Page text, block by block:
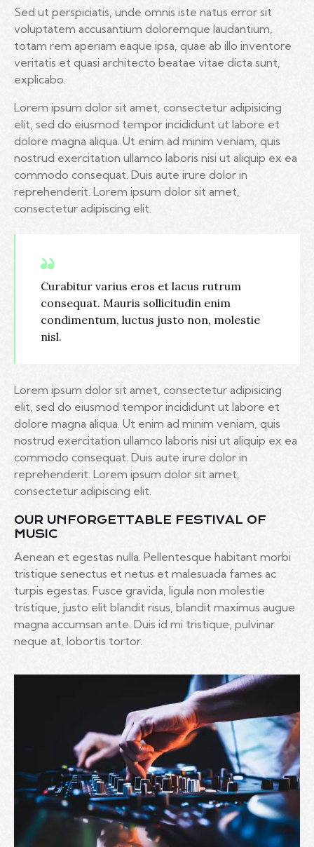
Sed ut perspiciatis, unde omnis iste natus error sit
voluptatem accusantium doloremque laudantium,
totam rem aperiam eaque ipsa, quae ab illo inventore
veritatis et quasi architecto beatae vitae dicta sunt,
explicabo.
Lorem ipsum dolor sit amet, consectetur adipisicing
elit, sed do eiusmod tempor incididunt ut labore et
dolore magna aliqua. Ut enim ad minim veniam, quis
nostrud exercitation ullamco laboris nisi ut aliquip ex ea
commodo consequat. Duis aute irure dolor in
reprehenderit. Lorem ipsum dolor sit amet,
consectetur adipiscing elit.
Curabitur varius eros et lacus rutrum
consequat. Mauris sollicitudin enim
condimentum, luctus justo non, molestie
nisl.
Lorem ipsum dolor sit amet, consectetur adipisicing
elit, sed do eiusmod tempor incididunt ut labore et
dolore magna aliqua. Ut enim ad minim veniam, quis
nostrud exercitation ullamco laboris nisi ut aliquip ex ea
commodo consequat. Duis aute irure dolor in
reprehenderit. Lorem ipsum dolor sit amet,
consectetur adipiscing elit.
OUR UNFORGETTABLE FESTIVAL OF
MUSIC
Aenean et egestas nulla. Pellentesque habitant morbi
tristique senectus et netus et malesuada fames ac
turpis egestas. Fusce gravida, ligula non molestie
tristique, justo elit blandit risus, blandit maximus augue
magna accumsan ante. Duis id mi tristique, pulvinar
neque at, lobortis tortor.